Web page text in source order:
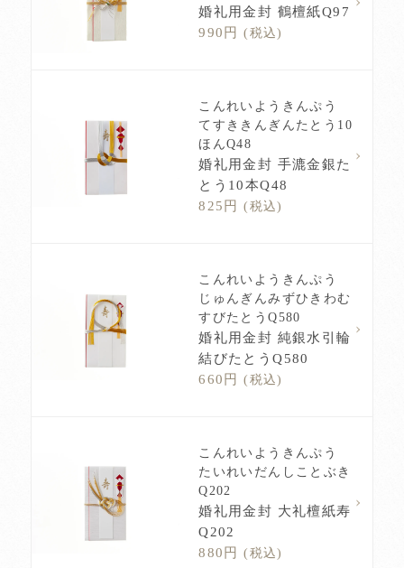
婚礼用金封 鶴檀紙Q97
990円(税込)
こんれいようきんぷう
てすききんぎんたとう10
ほんQ48
婚礼用金封 手漉金銀た
とう10本Q48
825円(税込)
こんれいようきんぷう
じゅんぎんみずひきわむ
すびたとうQ580
婚礼用金封 純銀水引輪
結びたとうQ580
660円(税込)
こんれいようきんぷう
たいれいだんしことぶき
Q202
婚礼用金封 大礼檀紙寿
Q202
880円(税込)